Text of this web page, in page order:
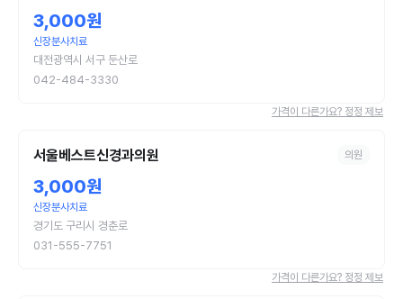
3,000원
신장분사치료
대전광역시 서구 둔산로
042-484-3330
가격이 다른가요? 정정 제보
서울베스트신경과의원 의원
3,000원
신장분사치료
경기도 구리시 경춘로
031-555-7751
가격이 다른가요? 정정 제보